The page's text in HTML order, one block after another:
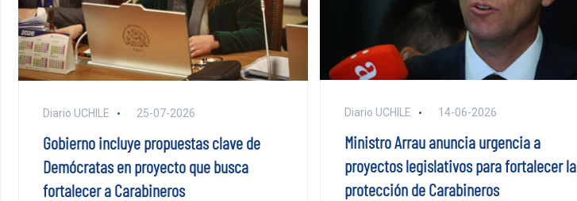
Diario UCHILE 25-07-2026
Gobierno incluye propuestas clave de
Demócratas en proyecto que busca
fortalecer a Carabineros
Diario UCHILE 14-06-2026
Ministro Arrau anuncia urgencia a
proyectos legislativos para fortalecer la
protección de Carabineros